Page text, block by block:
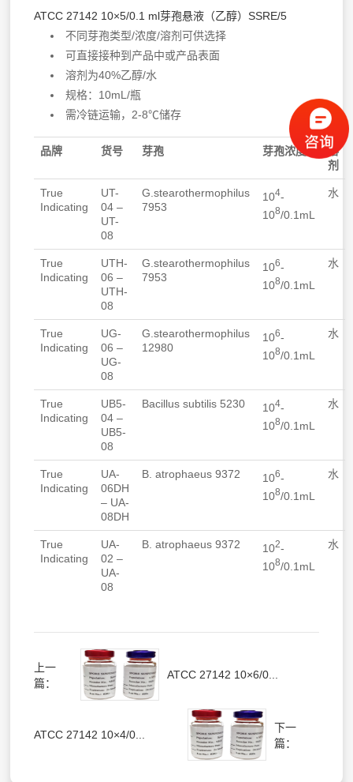
ATCC 27142 10×5/0.1 ml芽孢悬液（乙醇）SSRE/5
不同芽孢类型/浓度/溶剂可供选择
可直接接种到产品中或产品表面
溶剂为40%乙醇/水
规格：10mL/瓶
需冷链运输，2-8℃储存
品牌 货号 芽孢 芽孢浓度
溶
剂
True
Indicating
UT-
04 –
UT-
08
G.stearothermophilus
7953
104-
108/0.1mL
水
True
Indicating
UTH-
06 –
UTH-
08
G.stearothermophilus
7953
106-
108/0.1mL
水
True
Indicating
UG-
06 –
UG-
08
G.stearothermophilus
12980
106-
108/0.1mL
水
True
Indicating
UB5-
04 –
UB5-
08
Bacillus subtilis 5230 104-
108/0.1mL
水
True
Indicating
UA-
06DH
– UA-
08DH
B. atrophaeus9372 106-
108/0.1mL
水
True
Indicating
UA-
02 –
UA-
08
B. atrophaeus9372 102-
108/0.1mL
水
上一
篇：
ATCC 27142 10×6/0...
ATCC 27142 10×4/0...
下一
篇：